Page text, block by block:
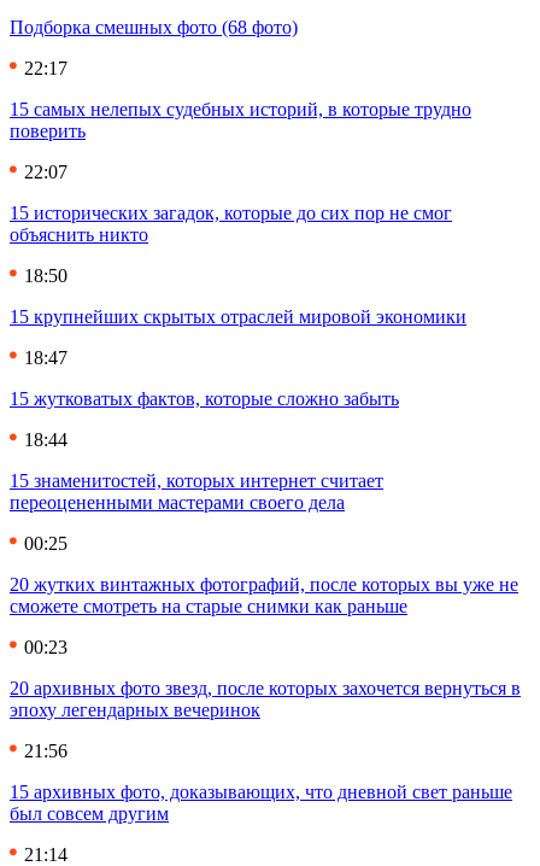
Подборка смешных фото (68 фото)
22:17
15 самых нелепых судебных историй, в которые трудно
поверить
22:07
15 исторических загадок, которые до сих пор не смог
объяснить никто
18:50
15 крупнейших скрытых отраслей мировой экономики
18:47
15 жутковатых фактов, которые сложно забыть
18:44
15 знаменитостей, которых интернет считает
переоцененными мастерами своего дела
00:25
20 жутких винтажных фотографий, после которых вы уже не
сможете смотреть на старые снимки как раньше
00:23
20 архивных фото звезд, после которых захочется вернуться в
эпоху легендарных вечеринок
21:56
15 архивных фото, доказывающих, что дневной свет раньше
был совсем другим
21:14